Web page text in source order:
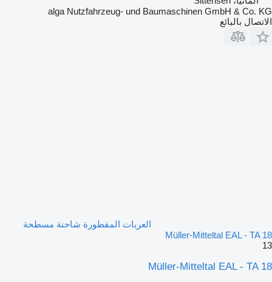
alga Nutzfahrzeug- und Baumaschinen GmbH & Co. KG
الاتصال بالبائع
العربات المقطورة شاحنة مسطحة
Müller-Mitteltal EAL - TA 18
13
Müller-Mitteltal EAL - TA 18